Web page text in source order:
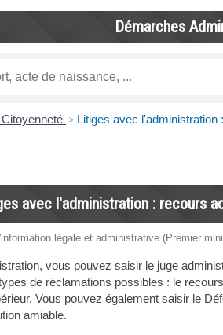
Démarches
> Litiges avec
avec l'administration : recours
légale et administrative (Premier
vous pouvez saisir le juge
de réclamations possibles : le
Vous pouvez également saisir le
amiable.